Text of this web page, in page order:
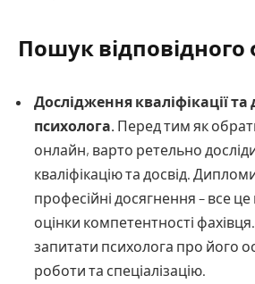
Пошук відповідного
Дослідження кваліфікації та
психолога. Перед тим як
онлайн, варто ретельно
кваліфікацію та досвід.
професійні досягнення – все
оцінки компетентності
запитати психолога про його
роботи та спеціалізацію.